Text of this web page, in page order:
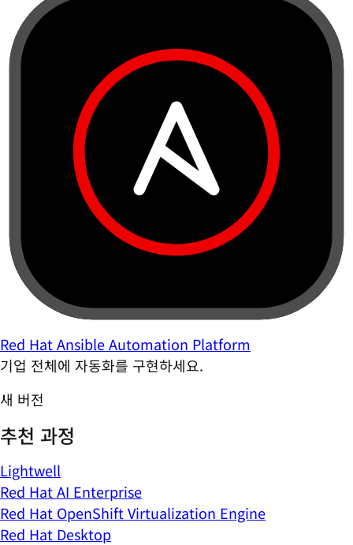
Red Hat Ansible Automation Platform
기업 전체에 자동화를 구현하세요.
새 버전
추천 과정
Lightwell
Red Hat AI Enterprise
Red Hat OpenShift Virtualization Engine
Red Hat Desktop